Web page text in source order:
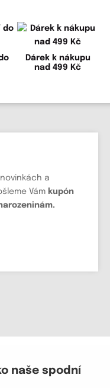
naše spodní
Dárek k nákupu
nad 499 Kč
a
Vám kupón